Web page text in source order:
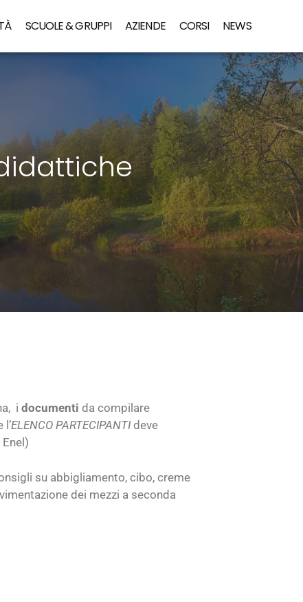
SCUOLE & GRUPPI AZIENDE CORSI NEWS
i documenti da compilare
ELENCO PARTECIPANTIdeve
su abbigliamento, cibo, creme
dei mezzi a seconda